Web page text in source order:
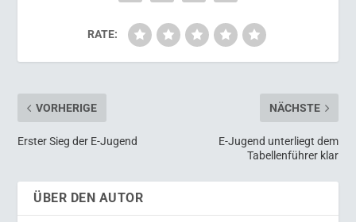
RATE:
VORHERIGE
Erster Sieg der E-Jugend
NÄCHSTE
E-Jugend unterliegt dem
Tabellenführer klar
ÜBER DEN AUTOR